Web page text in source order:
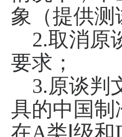
象（提供测
2.取消原
要求 ；
3.原谈判
具的中国